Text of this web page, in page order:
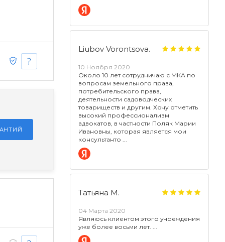
Liubov Vorontsova.
10 Ноября 2020
Около 10 лет сотрудничаю с МКА по
вопросам земельного права,
потребительского права,
деятельности садоводческих
товариществ и другим. Хочу отметить
высокий профессионализм
адвокатов, в частности Поляк Марии
Ивановны, которая является мои
консультанто
Татьяна М.
04 Марта 2020
Являюсь клиентом этого учреждения
уже более восьми лет.